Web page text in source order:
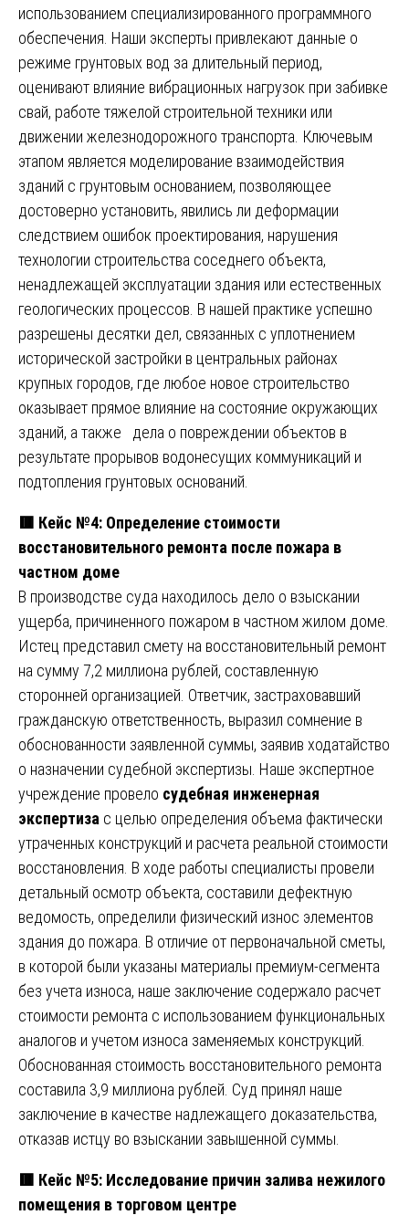
использованием специализированного программного
обеспечения. Наши эксперты привлекают данные о
режиме грунтовых вод за длительный период,
оценивают влияние вибрационных нагрузок при забивке
свай, работе тяжелой строительной техники или
движении железнодорожного транспорта. Ключевым
этапом является моделирование взаимодействия
зданий с грунтовым основанием, позволяющее
достоверно установить, явились ли деформации
следствием ошибок проектирования, нарушения
технологии строительства соседнего объекта,
ненадлежащей эксплуатации здания или естественных
геологических процессов. В нашей практике успешно
разрешены десятки дел, связанных с уплотнением
исторической застройки в центральных районах
крупных городов, где любое новое строительство
оказывает прямое влияние на состояние окружающих
зданий, а также дела о повреждении объектов в
результате прорывов водонесущих коммуникаций и
подтопления грунтовых оснований.
🟥 Кейс №4: Определение стоимости
восстановительного ремонта после пожара в
частном доме
В производстве суда находилось дело о взыскании
ущерба, причиненного пожаром в частном жилом доме.
Истец представил смету на восстановительный ремонт
на сумму 7,2 миллиона рублей, составленную
сторонней организацией. Ответчик, застраховавший
гражданскую ответственность, выразил сомнение в
обоснованности заявленной суммы, заявив ходатайство
о назначении судебной экспертизы. Наше экспертное
учреждение провело судебная инженерная
экспертиза с целью определения объема фактически
утраченных конструкций и расчета реальной стоимости
восстановления. В ходе работы специалисты провели
детальный осмотр объекта, составили дефектную
ведомость, определили физический износ элементов
здания до пожара. В отличие от первоначальной сметы,
в которой были указаны материалы премиум-сегмента
без учета износа, наше заключение содержало расчет
стоимости ремонта с использованием функциональных
аналогов и учетом износа заменяемых конструкций.
Обоснованная стоимость восстановительного ремонта
составила 3,9 миллиона рублей. Суд принял наше
заключение в качестве надлежащего доказательства,
отказав истцу во взыскании завышенной суммы.
🟥 Кейс №5: Исследование причин залива нежилого
помещения в торговом центре